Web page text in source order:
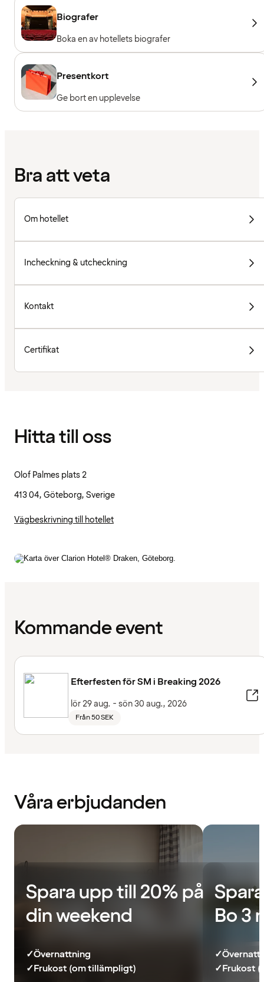
Biografer
Boka en av hotellets biografer
Presentkort
Ge bort en upplevelse
Bra att veta
Om hotellet
Incheckning & utcheckning
Kontakt
Certifikat
Hitta till oss
Olof Palmes plats 2
413 04, Göteborg, Sverige
Vägbeskrivning till hotellet
Kommande event
Efterfesten för SM i Breaking 2026
lör 29 aug. - sön 30 aug., 2026
Från 50 SEK
Våra erbjudanden
Spara upp till 20% på
din weekend
✓Övernattning
✓Frukost (om tillämpligt)
Bo 3
✓
✓Frukost